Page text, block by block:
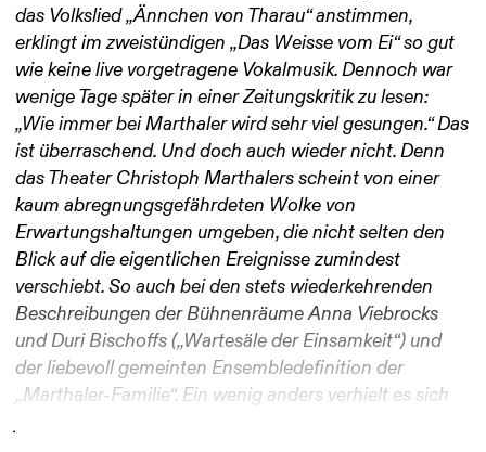
das Volkslied „Ännchen von Tharau“ anstimmen,
erklingt im zweistündigen „Das Weisse vom Ei“ so gut
wie keine live vorgetragene Vokalmusik. Dennoch war
wenige Tage später in einer Zeitungskritik zu lesen:
„Wie immer bei Marthaler wird sehr viel gesungen.“ Das
ist überraschend. Und doch auch wieder nicht. Denn
das Theater Christoph Marthalers scheint von einer
kaum abregnungsgefährdeten Wolke von
Erwartungshaltungen umgeben, die nicht selten den
Blick auf die eigentlichen Ereignisse zumindest
verschiebt. So auch bei den stets wiederkehrenden
Beschreibungen der Bühnenräume Anna Viebrocks
und Duri Bischoffs („Wartesäle der Einsamkeit“) und
der liebevoll gemeinten Ensembledefinition der
„Marthaler-Familie“. Ein wenig anders verhielt es sich